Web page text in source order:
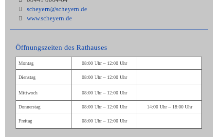
scheyern@scheyern.de
www.scheyern.de
Öffnungszeiten des Rathauses
Montag 08:00 Uhr – 12:00 Uhr
Dienstag 08:00 Uhr – 12:00 Uhr
Mittwoch 08:00 Uhr – 12:00 Uhr
Donnerstag 08:00 Uhr – 12:00 Uhr 14:00 Uhr – 18:00 Uhr
Freitag 08:00 Uhr – 12:00 Uhr